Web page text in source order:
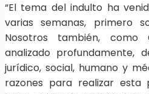
“El tema del indulto ha
varias semanas, primero
Nosotros también,
analizado profundamente,
jurídico, social, humano y
razones para realizar esta